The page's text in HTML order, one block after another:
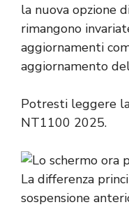
la nuova opzione
rimangono
aggiornamenti
aggiornamento
Potresti leggere
NT1100 2025.
La differenza
sospensione